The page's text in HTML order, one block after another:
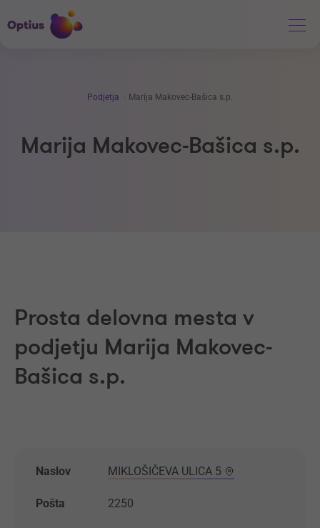
Podjetja Marija Makovec-Bašica s.p.
Marija Makovec-Bašica s.p.
Prosta delovna mesta v
podjetju Marija Makovec-
Bašica s.p.
Naslov MIKLOŠIČEVA ULICA 5
Pošta 2250